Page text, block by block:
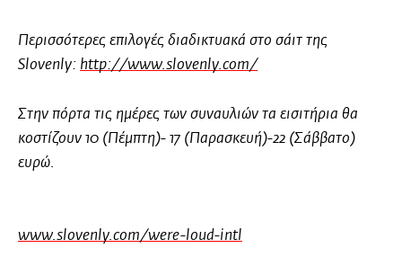
Περισσότερες επιλογές διαδικτυακά στο σάιτ της
Slovenly: http://www.slovenly.com/
Στην πόρτα τις ημέρες των συναυλιών τα εισιτήρια θα
κοστίζουν 10 (Πέμπτη)- 17 (Παρασκευή)-22 (Σάββατο)
ευρώ.
www.slovenly.com/were-loud-intl